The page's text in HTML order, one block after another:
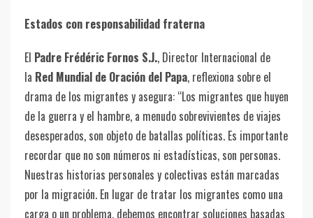
Estados con responsabilidad fraterna
El Padre Frédéric Fornos S.J., Director Internacional de
la Red Mundial de Oración del Papa, reflexiona sobre el
drama de los migrantes y asegura: “Los migrantes que huyen
de la guerra y el hambre, a menudo sobrevivientes de viajes
desesperados, son objeto de batallas políticas. Es importante
recordar que no son números ni estadísticas, son personas.
Nuestras historias personales y colectivas están marcadas
por la migración. En lugar de tratar los migrantes como una
carga o un problema, debemos encontrar soluciones basadas